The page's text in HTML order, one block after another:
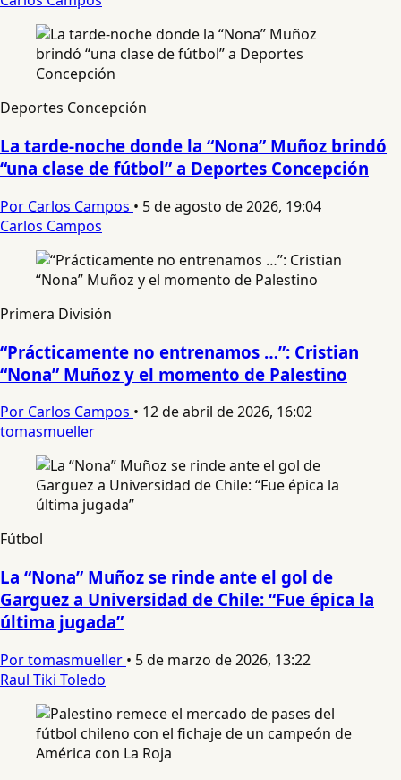
Deportes Concepción
La tarde-noche donde la “Nona” Muñoz brindó
“una clase de fútbol” a Deportes Concepción
Por Carlos Campos • 5 de agosto de 2026, 19:04
Carlos Campos
Primera División
“Prácticamente no entrenamos …”: Cristian
“Nona” Muñoz y el momento de Palestino
Por Carlos Campos • 12 de abril de 2026, 16:02
tomasmueller
Fútbol
La “Nona” Muñoz se rinde ante el gol de
Garguez a Universidad de Chile: “Fue épica la
última jugada”
Por tomasmueller • 5 de marzo de 2026, 13:22
Raul Tiki Toledo